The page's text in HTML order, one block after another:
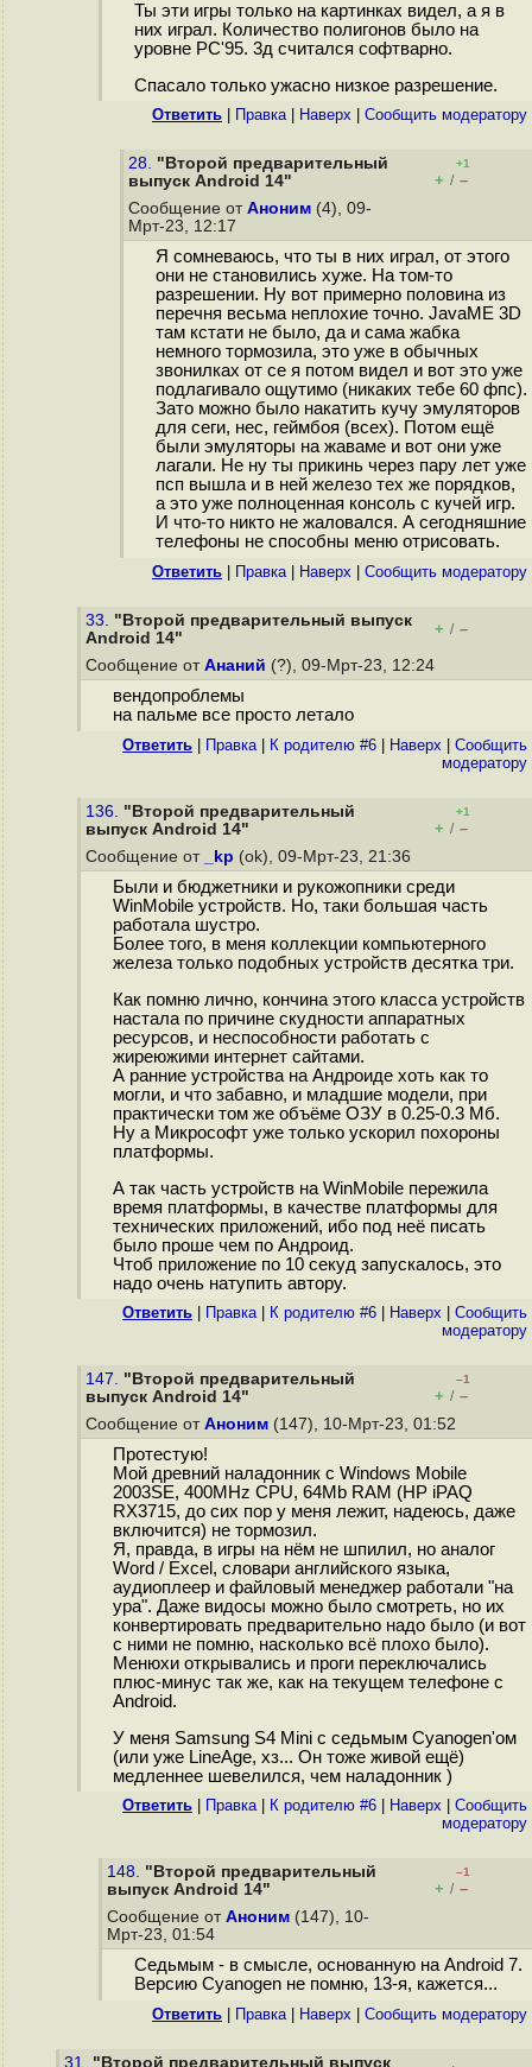
Ты эти игры только на картинках видел, а я в
них играл. Количество полигонов было на
уровне PC'95. 3д считался софтварно.
Спасало только ужасно низкое разрешение.
Ответить Правка| Наверх Cообщить модератору
28. "Второй предварительный
выпуск Android 14"
+1
+ / –
Сообщение от Аноним (4), 09-
Мрт-23, 12:17
Я сомневаюсь, что ты в них играл, от этого
они не становились хуже. На том-то
разрешении. Ну вот примерно половина из
перечня весьма неплохие точно. JavaME 3D
там кстати не было, да и сама жабка
немного тормозила, это уже в обычных
звонилках от се я потом видел и вот это уже
подлагивало ощутимо (никаких тебе 60 фпс).
Зато можно было накатить кучу эмуляторов
для сеги, нес, геймбоя (всех). Потом ещё
были эмуляторы на жаваме и вот они уже
лагали. Не ну ты прикинь через пару лет уже
псп вышла и в ней железо тех же порядков,
а это уже полноценная консоль с кучей игр.
И что-то никто не жаловался. А сегодняшние
телефоны не способны меню отрисовать.
Ответить Правка| Наверх Cообщить модератору
33. "Второй предварительный выпуск
Android 14"
+ / –
Сообщение от Ананий (?), 09-Мрт-23, 12:24
вендопроблемы
на пальме все просто летало
Ответить Правка| К родителю #6 Наверх
Cообщить
модератору
136. "Второй предварительный
выпуск Android 14"
+1
+ / –
Сообщение от
_kp (ok), 09-Мрт-23, 21:36
Были и бюджетники и рукожопники среди
WinMobile устройств. Но, таки большая часть
работала шустро.
Более того, в меня коллекции компьютерного
железа только подобных устройств десятка три.
Как помню лично, кончина этого класса устройств
настала по причине скудности аппаратных
ресурсов, и неспособности работать с
жиреюжими интернет сайтами.
А ранние устройства на Андроиде хоть как то
могли, и что забавно, и младшие модели, при
практически том же объёме ОЗУ в 0.25-0.3 Мб.
Ну а Микрософт уже только ускорил похороны
платформы.
А так часть устройств на WinMobile пережила
время платформы, в качестве платформы для
технических приложений, ибо под неё писать
было проше чем по Андроид.
Чтоб приложение по 10 секуд запускалось, это
надо очень натупить автору.
Ответить Правка| К родителю #6 Наверх
Cообщить
модератору
147. "Второй предварительный
выпуск Android 14"
–1
+ / –
Сообщение от Аноним (147), 10-Мрт-23, 01:52
Протестую!
Мой древний наладонник с Windows Mobile
2003SE, 400MHz CPU, 64Mb RAM (HP iPAQ
RX3715, до сих пор у меня лежит, надеюсь, даже
включится) не тормозил.
Я, правда, в игры на нём не шпилил, но аналог
Word / Excel, словари английского языка,
аудиоплеер и файловый менеджер работали "на
ура". Даже видосы можно было смотреть, но их
конвертировать предварительно надо было (и вот
с ними не помню, насколько всё плохо было).
Менюхи открывались и проги переключались
плюс-минус так же, как на текущем телефоне с
Android.
У меня Samsung S4 Mini с седьмым Cyanogen'ом
(или уже LineAge, хз... Он тоже живой ещё)
медленнее шевелился, чем наладонник )
Ответить Правка| К родителю #6 Наверх
Cообщить
модератору
148. "Второй предварительный
выпуск Android 14"
–1
+ / –
Сообщение от Аноним (147), 10-
Мрт-23, 01:54
Седьмым - в смысле, основанную на Android 7.
Версию Cyanogen не помню, 13-я, кажется...
Ответить Правка| Наверх Cообщить модератору
31. "Второй предварительный выпуск